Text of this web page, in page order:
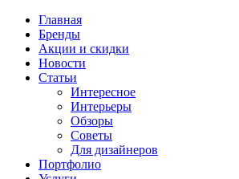
Главная
Бренды
Акции и скидки
Новости
Статьи
Интересное
Интерьеры
Обзоры
Советы
Для дизайнеров
Портфолио